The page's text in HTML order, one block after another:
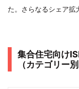
た。さらなるシェア拡
集合住宅向け
（カテゴリー別